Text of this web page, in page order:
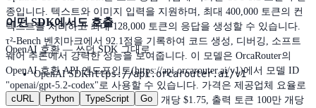
종입니다. 텍스트와 이미지 입력을 지원하며, 최대 400,000 토큰의 컨
텍스트를 처리하고 최대 128,000 토큰의 응답을 생성할 수 있습니다.
τ²-Bench 벤치마크에서 92.1점을 기록하여 코드 생성, 디버깅, 소프트
웨어 추론에서 강력한 성능을 보여줍니다. 이 모델은 OrcaRouter의
OpenAI 호환 API 엔드포인트(https://api.orcarouter.ai/v1)에서 모델 ID
"openai/gpt-5.2-codex"로 사용할 수 있습니다. 가격은 제공업체 요율로
설정되어 있으며 – 입력 토큰 100만 개당 $1.75, 출력 토큰 100만 개당
어떤 SDK에서도 호출
OpenAI 호환 — 쓰던 SDK 그대로
OpenAI SDKhttps://api.orcarouter.ai/v1
cURL Python TypeScript Go